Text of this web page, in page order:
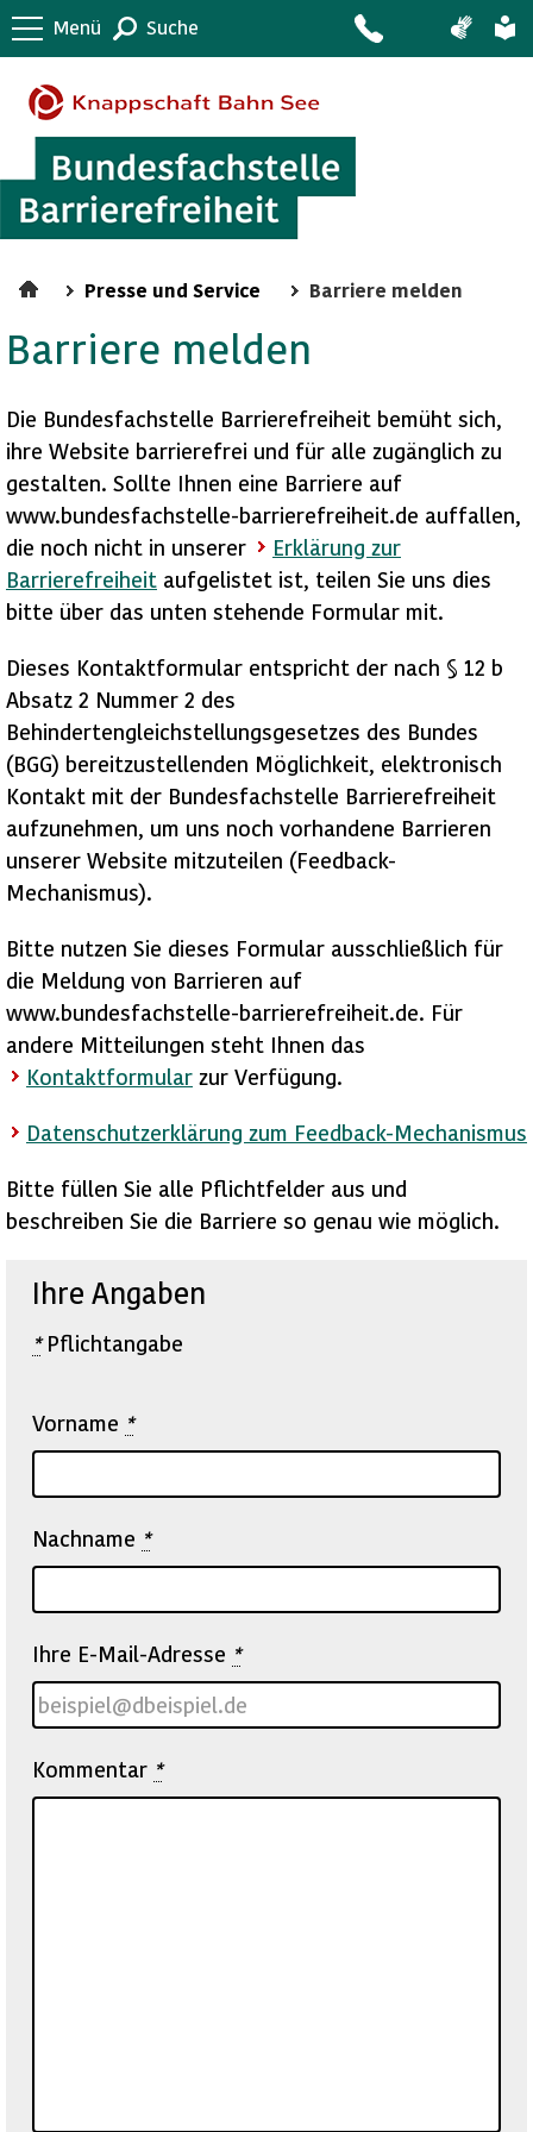
Menü Suche
Presse und Service Barriere melden
Barriere melden
Die Bundesfachstelle Barrierefreiheit bemüht sich,
ihre Website barrierefrei und für alle zugänglich zu
gestalten. Sollte Ihnen eine Barriere auf
www.bundesfachstelle-barrierefreiheit.de auffallen,
die noch nicht in unserer
Erklärung zur
Barrierefreiheit aufgelistet ist, teilen Sie uns dies
bitte über das unten stehende Formular mit.
Dieses Kontaktformular entspricht der nach § 12 b
Absatz 2 Nummer 2 des
Behindertengleichstellungsgesetzes des Bundes
(BGG) bereitzustellenden Möglichkeit, elektronisch
Kontakt mit der Bundesfachstelle Barrierefreiheit
aufzunehmen, um uns noch vorhandene Barrieren
unserer Website mitzuteilen (Feedback-
Mechanismus).
Bitte nutzen Sie dieses Formular ausschließlich für
die Meldung von Barrieren auf
www.bundesfachstelle-barrierefreiheit.de. Für
andere Mitteilungen steht Ihnen das
Kontaktformular zur Verfügung.
Datenschutzerklärung zum Feedback-Mechanismus
Bitte füllen Sie alle Pflichtfelder aus und
beschreiben Sie die Barriere so genau wie möglich.
Ihre Angaben
*Pflichtangabe
Vorname *
Nachname *
Ihre E-Mail-Adresse *
Kommentar *